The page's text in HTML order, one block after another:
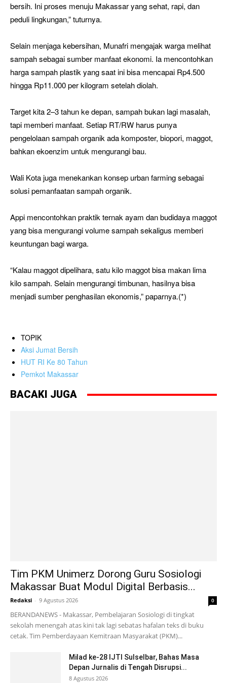
bersih. Ini proses menuju Makassar yang sehat, rapi, dan
peduli lingkungan,” tuturnya.
Selain menjaga kebersihan, Munafri mengajak warga melihat
sampah sebagai sumber manfaat ekonomi. Ia mencontohkan
harga sampah plastik yang saat ini bisa mencapai Rp4.500
hingga Rp11.000 per kilogram setelah diolah.
Target kita 2–3 tahun ke depan, sampah bukan lagi masalah,
tapi memberi manfaat. Setiap RT/RW harus punya
pengelolaan sampah organik ada komposter, biopori, maggot,
bahkan ekoenzim untuk mengurangi bau.
Wali Kota juga menekankan konsep urban farming sebagai
solusi pemanfaatan sampah organik.
Appi mencontohkan praktik ternak ayam dan budidaya maggot
yang bisa mengurangi volume sampah sekaligus memberi
keuntungan bagi warga.
“Kalau maggot dipelihara, satu kilo maggot bisa makan lima
kilo sampah. Selain mengurangi timbunan, hasilnya bisa
menjadi sumber penghasilan ekonomis,” paparnya.(*)
TOPIK
Aksi Jumat Bersih
HUT RI Ke 80 Tahun
Pemkot Makassar
BACAKI JUGA
Tim PKM Unimerz Dorong Guru Sosiologi
Makassar Buat Modul Digital Berbasis...
Redaksi - 9 Agustus 2026 0
BERANDANEWS - Makassar, Pembelajaran Sosiologi di tingkat
sekolah menengah atas kini tak lagi sebatas hafalan teks di buku
cetak. Tim Pemberdayaan Kemitraan Masyarakat (PKM)...
Milad ke-28 IJTI Sulselbar, Bahas Masa
Depan Jurnalis di Tengah Disrupsi...
8 Agustus 2026